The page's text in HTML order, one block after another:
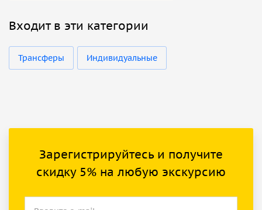
Входит в эти категории
Трансферы Индивидуальные
Зарегистрируйтесь и получите
скидку 5% на любую экскурсию